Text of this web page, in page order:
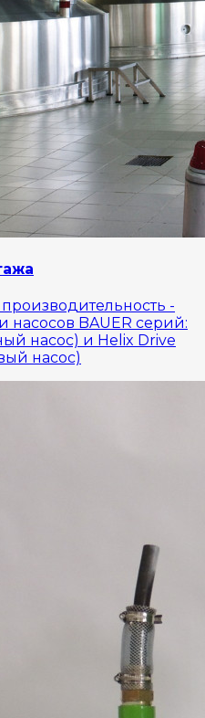
-
насосов BAUER серий:
насос) и Helix Drive
насос)